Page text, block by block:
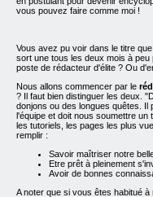
vous pouvez faire comme moi !
Vous avez pu voir dans le titre
sort une tous les deux mois à
poste de rédacteur d'élite ? Ou
Nous allons commencer par le
? Il faut bien distinguer les deux.
donjons ou des longues quêtes. Il
l'équipe et doit nous soumettre un
les tutoriels, les pages les plus
remplir :
Savoir maîtriser notre
Etre prêt à pleinement
Avoir de bonnes
A noter que si vous êtes habitué